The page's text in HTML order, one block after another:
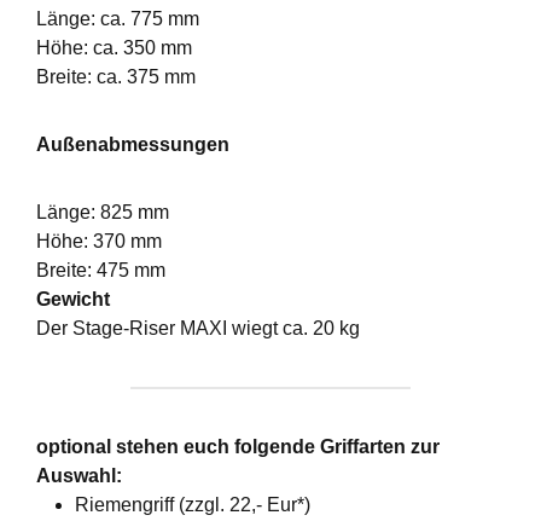
Länge: ca. 775 mm
Höhe: ca. 350 mm
Breite: ca. 375 mm
Außenabmessungen
Länge: 825 mm
Höhe: 370 mm
Breite: 475 mm
Gewicht
Der Stage-Riser MAXI wiegt ca. 20 kg
optional stehen euch folgende Griffarten zur
Auswahl:
Riemengriff (zzgl. 22,- Eur*)